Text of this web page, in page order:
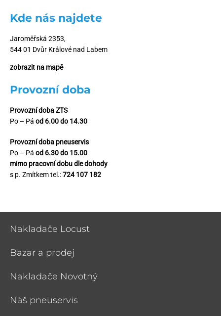
Kde nás najdete
Jaroměřská 2353,
544 01 Dvůr Králové nad Labem
zobrazit na mapě
Provozní doba
Provozní doba ZTS
Po – Pá od 6.00 do 14.30
Provozní doba pneuservis
Po – Pá od 6.30 do 15.00
mimo pracovní dobu dle dohody
s p. Zmítkem tel.:724 107 182
Nakladače Locust
Bazar a prodej
Nakladače Novotný
Náš pneuservis